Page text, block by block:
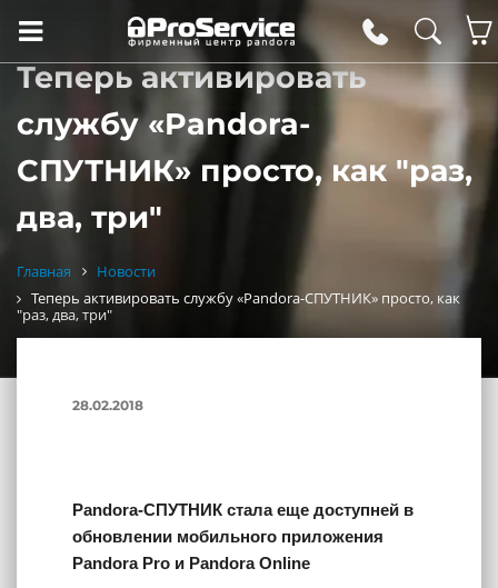
Теперь активировать
службу «Pandora-
СПУТНИК» просто, как "раз,
два, три"
Главная
Новости
Теперь активировать службу «Pandora-СПУТНИК» просто, как
"раз, два, три"
28.02.2018
Pandora-СПУТНИК стала еще доступней в
обновлении мобильного приложения
Pandora Pro и Pandora Online